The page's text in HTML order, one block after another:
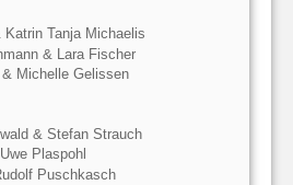
Tanja Michaelis
& Lara Fischer
& Michelle Gelissen
& Stefan Strauch
Plaspohl
Puschkasch